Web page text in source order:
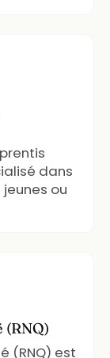
dans
ou
(RNQ) est